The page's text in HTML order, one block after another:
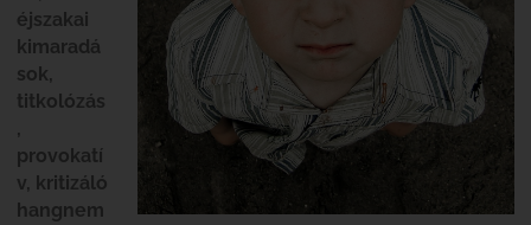
éjszakai
kimaradá
sok,
titkolózás
,
provokatí
v, kritizáló
hangnem